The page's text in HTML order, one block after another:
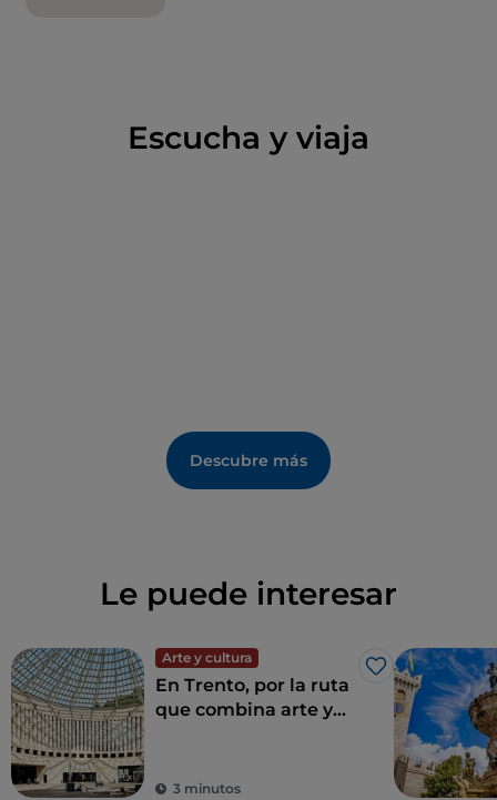
Escucha y viaja
Descubre más
Le puede interesar
Arte y cultura
Me gusta
En Trento, por la ruta
que combina arte y
3 minutos